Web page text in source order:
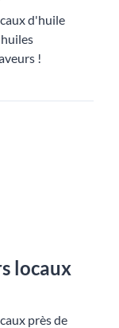
d'huile
!
locaux
près de